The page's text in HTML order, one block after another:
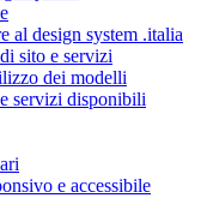
al design system .italia
sito e servizi
dei modelli
servizi disponibili
e accessibile